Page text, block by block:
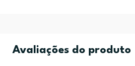
Avaliações do produto